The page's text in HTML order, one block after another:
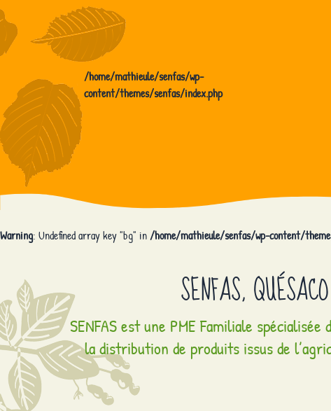
/home/mathieule/senfas/wp-
content/themes/senfas/index.php
Warning: Undefined array key "bg" in/home/mathieule/senfas/wp-content/
SENFAS,
SENFAS est une PME Familiale
la distribution de produits issus de